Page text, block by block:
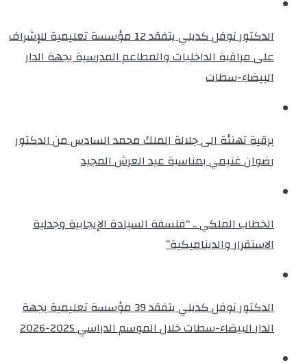
الدكتور نوفل كديلي يتفقد 12 مؤسسة تعليمية للإشراف
على مراقبة الداخليات والمطاعم المدرسية بجهة الدار
البيضاء-سطات
برقية تهنئة الى جلالة الملك محمد السادس من الدكتور
رضوان غنيمي بمناسبة عيد العرش المجيد
الخطاب الملكي .. “فلسفة السيادة الإيجابية وجدلية
الاستقرار والديناميكية”
الدكتور نوفل كديلي يتفقد 39 مؤسسة تعليمية بجهة
الدار البيضاء-سطات خلال الموسم الدراسي 2025-2026